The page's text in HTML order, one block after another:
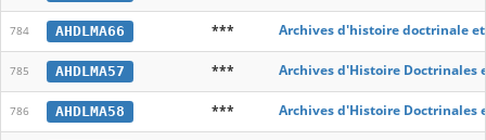
784 AHDLMA66 *** Archives d'histoire doctrinale
785 AHDLMA57 *** Archives d'Histoire Doctrinales
786 AHDLMA58 *** Archives d'Histoire Doctrinales